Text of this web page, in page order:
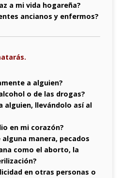
a mi vida hogareña?
ancianos y enfermos?
a alguien?
o de las drogas?
alguien, llevándolo así al
en mi corazón?
manera, pecados
como el aborto, la
en otras personas o